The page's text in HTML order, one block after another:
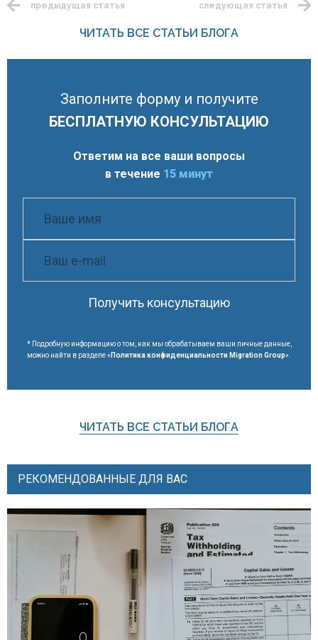
предыдущая статья следующая статья
ЧИТАТЬ ВСЕ СТАТЬИ БЛОГА
Заполните форму и получите
БЕСПЛАТНУЮ КОНСУЛЬТАЦИЮ
Ответим на все ваши вопросы
в течение 15 минут
Получить консультацию
* Подробную информацию о том, как мы обрабатываем ваши личные данные,
можно найти в разделе « Политика конфиденциальности Migration Group».
ЧИТАТЬ ВСЕ СТАТЬИ БЛОГА
РЕКОМЕНДОВАННЫЕ ДЛЯ ВАС